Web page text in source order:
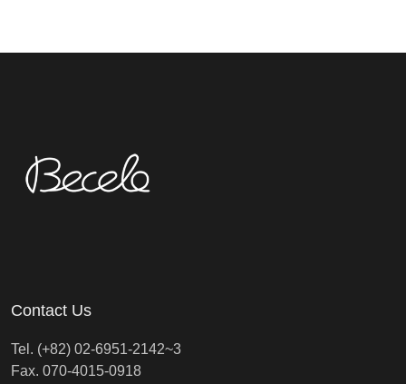
Contact Us
Tel. (+82) 02-6951-2142~3
Fax. 070-4015-0918